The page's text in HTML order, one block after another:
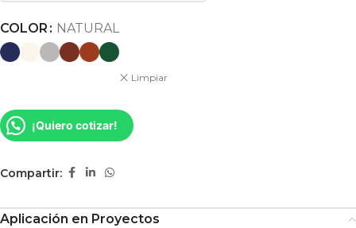
COLOR NATURAL
Limpiar
¡Quiero cotizar!
Compartir:
Aplicación en Proyectos